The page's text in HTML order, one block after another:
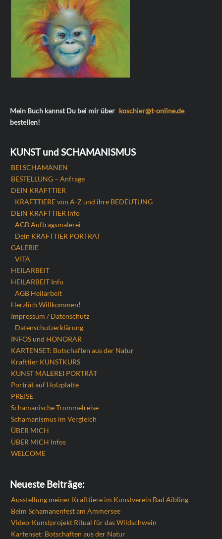
Mein Buch kannst Du bei mir über koschier@t-online.de
bestellen!
KUNST und SCHAMANISMUS
BEI SCHAMANEN
BESTELLUNG – Anfrage
DEIN KRAFTTIER
KRAFTTIERE von A-Z und ihre BEDEUTUNG
DEIN KRAFTTIER Info
AGB Auftragsmalerei
Dein KRAFTTIER PORTRÄT
GALERIE
VITA
HEILARBEIT
HEILARBEIT Info
AGB Heilarbeit
Herzlich Willkommen!
Impressum / Datenschutz
Datenschutzerklärung
INFOS und HONORAR
KARTENSET: Botschaften aus der Natur
Krafttier KUNSTKURS
KUNST MALEREI PORTRÄT
Porträt auf Holzplatte
PREISE
Schamanische Trommelreise
Schamanismus im Vergleich
ÜBER MICH
ÜBER MICH Infos
WELCOME
Neueste Beiträge:
Ausstellung meiner Krafttiere im Kunstverein Bad Aibling
Beim Schamanenfest am Ammersee
Video-Kunstprojekt Ritual für das Wildschwein
Kartenset: Botschaften aus der Natur